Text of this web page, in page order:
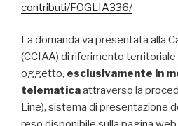
contributi/FOGLIA336/
La domanda va presentata alla
(CCIAA) di riferimento territoriale
oggetto, esclusivamente in
telematicaattraverso la
Line), sistema di presentazione